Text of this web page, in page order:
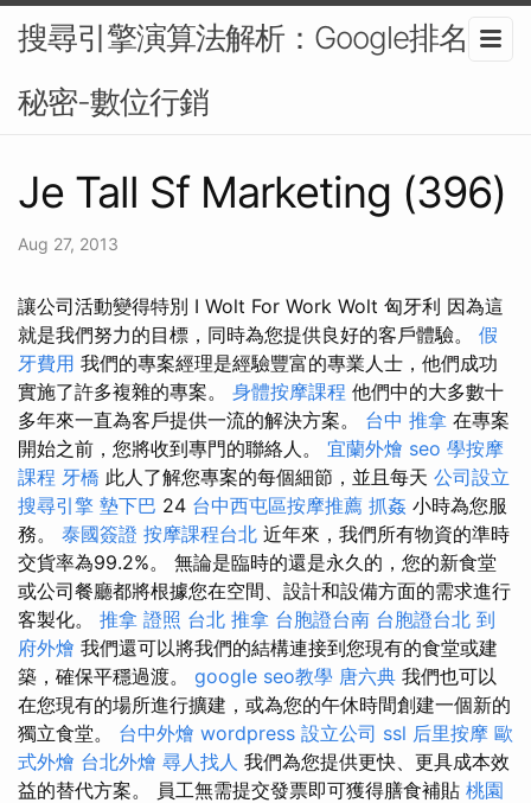
搜尋引擎演算法解析：Google排名的
秘密-數位行銷
Je Tall Sf Marketing (396)
Aug 27, 2013
讓公司活動變得特別 I Wolt For Work Wolt 匈牙利 因為這
就是我們努力的目標，同時為您提供良好的客戶體驗。 假
牙費用 我們的專案經理是經驗豐富的專業人士，他們成功
實施了許多複雜的專案。 身體按摩課程 他們中的大多數十
多年來一直為客戶提供一流的解決方案。 台中 推拿 在專案
開始之前，您將收到專門的聯絡人。 宜蘭外燴 seo 學按摩
課程 牙橋 此人了解您專案的每個細節，並且每天 公司設立
搜尋引擎 墊下巴 24 台中西屯區按摩推薦 抓姦 小時為您服
務。 泰國簽證 按摩課程台北 近年來，我們所有物資的準時
交貨率為99.2%。 無論是臨時的還是永久的，您的新食堂
或公司餐廳都將根據您在空間、設計和設備方面的需求進行
客製化。 推拿 證照 台北 推拿 台胞證台南 台胞證台北 到
府外燴 我們還可以將我們的結構連接到您現有的食堂或建
築，確保平穩過渡。 google seo教學 唐六典 我們也可以
在您現有的場所進行擴建，或為您的午休時間創建一個新的
獨立食堂。 台中外燴 wordpress 設立公司 ssl 后里按摩 歐
式外燴 台北外燴 尋人找人 我們為您提供更快、更具成本效
益的替代方案。 員工無需提交發票即可獲得膳食補貼 桃園